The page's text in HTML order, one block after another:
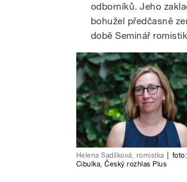
odborníků. Jeho
bohužel předčasně
době Seminář
Helena Sadílková, romistka foto:
Cibulka,Český rozhlas Plus